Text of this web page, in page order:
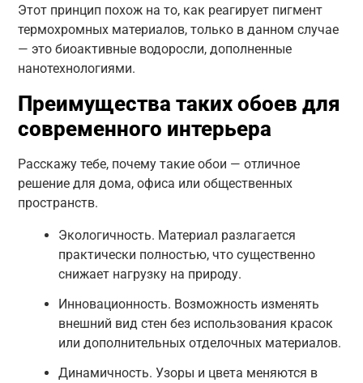
Этот принцип похож на то, как реагирует пигмент
термохромных материалов, только в данном случае
— это биоактивные водоросли, дополненные
нанотехнологиями.
Преимущества таких обоев для
современного интерьера
Расскажу тебе, почему такие обои — отличное
решение для дома, офиса или общественных
пространств.
Экологичность. Материал разлагается
практически полностью, что существенно
снижает нагрузку на природу.
Инновационность. Возможность изменять
внешний вид стен без использования красок
или дополнительных отделочных материалов.
Динамичность. Узоры и цвета меняются в